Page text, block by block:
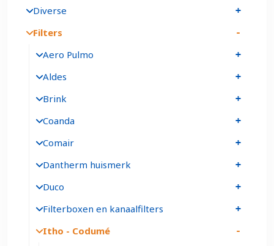
Diverse
Filters
Aero Pulmo
Aldes
Brink
Coanda
Comair
Dantherm huismerk
Duco
Filterboxen en kanaalfilters
Itho - Codumé